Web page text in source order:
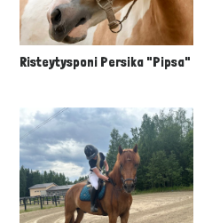
Risteytysponi Persika "Pipsa"